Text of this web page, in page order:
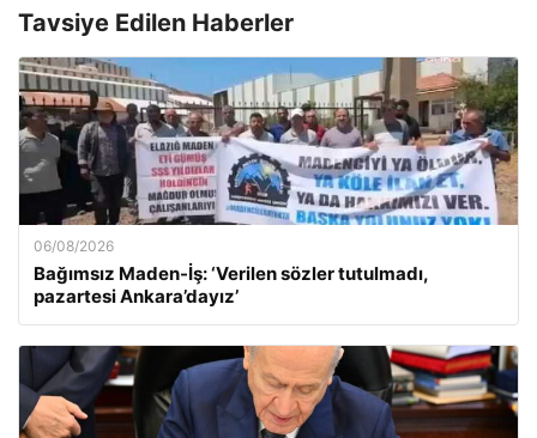
Tavsiye Edilen Haberler
06/08/2026
Bağımsız Maden-İş: ‘Verilen sözler tutulmadı,
pazartesi Ankara’dayız’